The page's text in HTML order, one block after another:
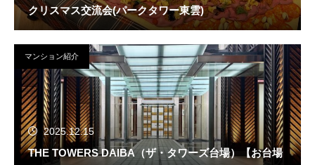
クリスマス交流会(パークタワー東雲)
マンション紹介
2025.12.15
THE TOWERS DAIBA（ザ・タワーズ台場）【お台場